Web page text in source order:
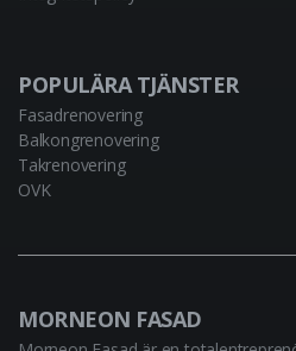
POPULÄRA TJÄNSTER
Fasadrenovering
Balkongrenovering
Takrenovering
OVK
MORNEON FASAD